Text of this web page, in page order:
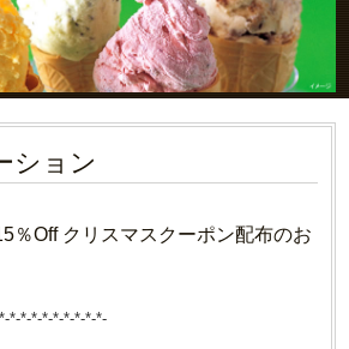
ション
％Off クリスマスクーポン配布のお
*-*-*-*-*-*-*-*-*-